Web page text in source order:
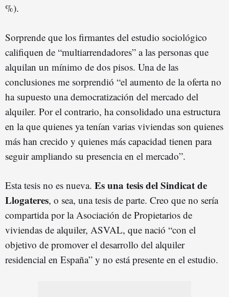
%).
Sorprende que los firmantes del estudio sociológico
califiquen de “multiarrendadores” a las personas que
alquilan un mínimo de dos pisos. Una de las
conclusiones me sorprendió “el aumento de la oferta no
ha supuesto una democratización del mercado del
alquiler. Por el contrario, ha consolidado una estructura
en la que quienes ya tenían varias viviendas son quienes
más han crecido y quienes más capacidad tienen para
seguir ampliando su presencia en el mercado”.
Esta tesis no es nueva. Es una tesis del Sindicat de
Llogateres, o sea, una tesis de parte. Creo que no sería
compartida por la Asociación de Propietarios de
viviendas de alquiler, ASVAL, que nació “con el
objetivo de promover el desarrollo del alquiler
residencial en España” y no está presente en el estudio.